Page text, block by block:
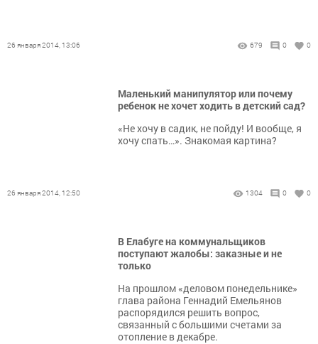
26 января 2014, 13:06 679 0 0
Маленький манипулятор или почему
ребенок не хочет ходить в детский сад?
«Не хочу в садик, не пойду! И вообще, я
хочу спать…». Знакомая картина?
26 января 2014, 12:50 1304 0 0
В Елабуге на коммунальщиков
поступают жалобы: заказные и не
только
На прошлом «деловом понедельнике»
глава района Геннадий Емельянов
распорядился решить вопрос,
связанный с большими счетами за
отопление в декабре.